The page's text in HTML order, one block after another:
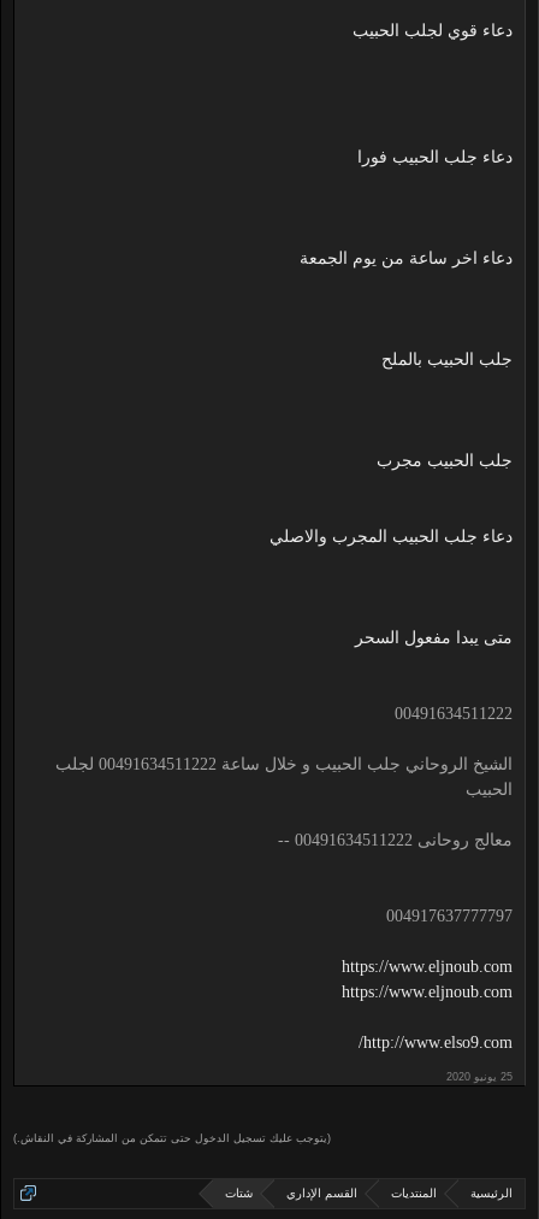
دعاء قوي لجلب الحبيب
دعاء جلب الحبيب فورا
دعاء اخر ساعة من يوم الجمعة
جلب الحبيب بالملح
جلب الحبيب مجرب
دعاء جلب الحبيب المجرب والاصلي
متى يبدا مفعول السحر
00491634511222
الشيخ الروحاني جلب الحبيب و خلال ساعة 00491634511222 لجلب
الحبيب
معالج روحانى 00491634511222 --
004917637777797
https://www.eljnoub.com
https://www.eljnoub.com
http://www.elso9.com/
(يتوجب عليك تسجيل الدخول حتى تتمكن من المشاركة في النقاش.)
الرئيسية المنتديات القسم الإداري شتات